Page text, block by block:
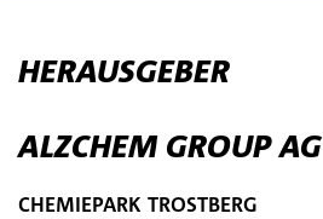
HERAUSGEBER
ALZCHEM GROUP AG
CHEMIEPARK TROSTBERG